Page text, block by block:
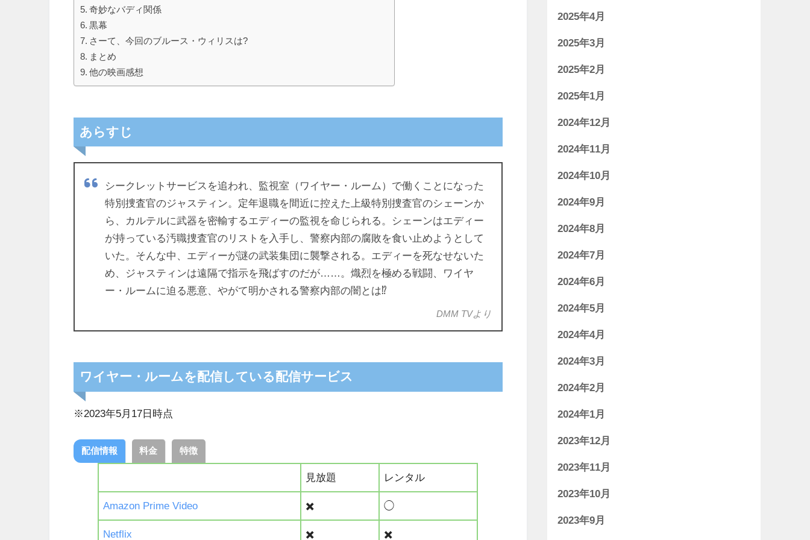
奇妙なバディ関係
黒幕
さーて、今回のブルース・ウィリスは?
まとめ
他の映画感想
あらすじ
シークレットサービスを追われ、監視室（ワイヤー・ルーム）で働くことになった
特別捜査官のジャスティン。定年退職を間近に控えた上級特別捜査官のシェーンか
ら、カルテルに武器を密輸するエディーの監視を命じられる。シェーンはエディー
が持っている汚職捜査官のリストを入手し、警察内部の腐敗を食い止めようとして
いた。そんな中、エディーが謎の武装集団に襲撃される。エディーを死なせないた
め、ジャスティンは遠隔で指示を飛ばすのだが……。熾烈を極める戦闘、ワイヤ
ー・ルームに迫る悪意、やがて明かされる警察内部の闇とは⁉
DMM TVより
ワイヤー・ルームを配信している配信サービス
※2023年5月17日時点
配信情報 料金 特徴
見放題 レンタル
Amazon Prime Video ✖️ ◯
Netflix ✖️ ✖️
2025年4月
2025年3月
2025年2月
2025年1月
2024年12月
2024年11月
2024年10月
2024年9月
2024年8月
2024年7月
2024年6月
2024年5月
2024年4月
2024年3月
2024年2月
2024年1月
2023年12月
2023年11月
2023年10月
2023年9月